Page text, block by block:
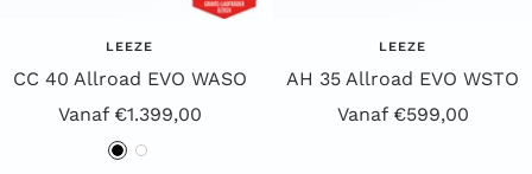
LEEZE
CC 40 Allroad EVO WASO
Aanbiedingsprijs
Vanaf €1.399,00
Z W
LEEZE
AH 35 Allroad EVO WSTO
Aanbiedingsprijs
Vanaf €599,00